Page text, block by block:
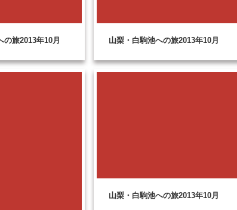
の旅2013年10月 山梨・白駒池への旅2013年10月
山梨・白駒池への旅2013年10月